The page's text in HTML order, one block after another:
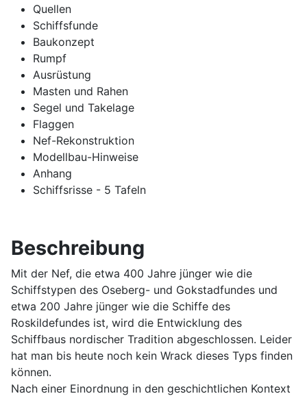
Quellen
Schiffsfunde
Baukonzept
Rumpf
Ausrüstung
Masten und Rahen
Segel und Takelage
Flaggen
Nef-Rekonstruktion
Modellbau-Hinweise
Anhang
Schiffsrisse - 5 Tafeln
Beschreibung
Mit der Nef, die etwa 400 Jahre jünger wie die
Schiffstypen des Oseberg- und Gokstadfundes und
etwa 200 Jahre jünger wie die Schiffe des
Roskildefundes ist, wird die Entwicklung des
Schiffbaus nordischer Tradition abgeschlossen. Leider
hat man bis heute noch kein Wrack dieses Typs finden
können.
Nach einer Einordnung in den geschichtlichen Kontext